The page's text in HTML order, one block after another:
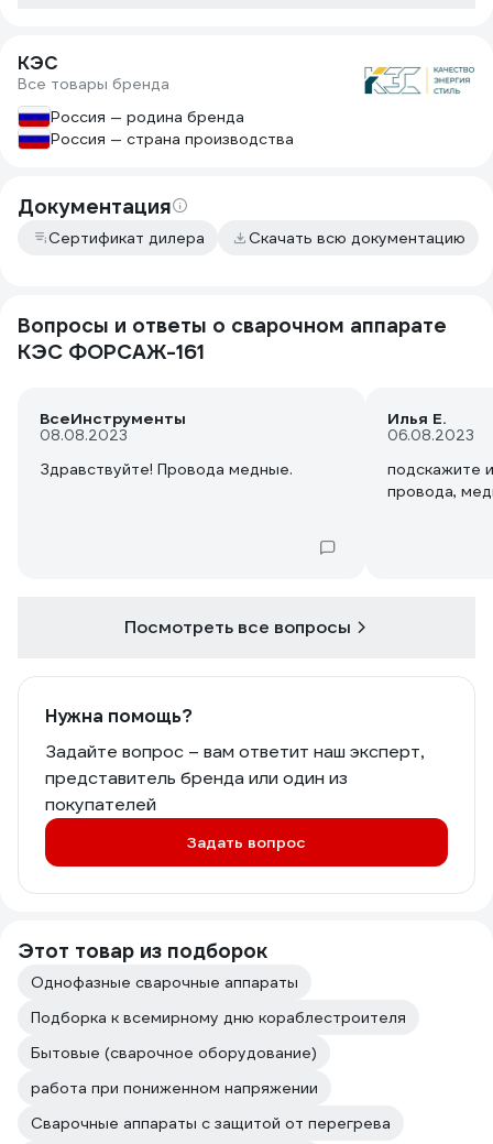
КЭС
Все товары бренда
Россия — родина бренда
Россия — страна производства
Документация
Сертификат дилера Скачать всю документацию
Вопросы и ответы о сварочном аппарате
КЭС ФОРСАЖ-161
ВсеИнструменты
08.08.2023
Здравствуйте! Провода медные.
Илья Е.
06.08.2023
подскажите
провода,
Посмотреть все вопросы
Нужна помощь?
Задайте вопрос – вам ответит наш эксперт,
представитель бренда или один из
покупателей
Задать вопрос
Этот товар из подборок
Однофазные сварочные аппараты
Подборка к всемирному дню кораблестроителя
Бытовые (сварочное оборудование)
работа при пониженном напряжении
Сварочные аппараты с защитой от перегрева